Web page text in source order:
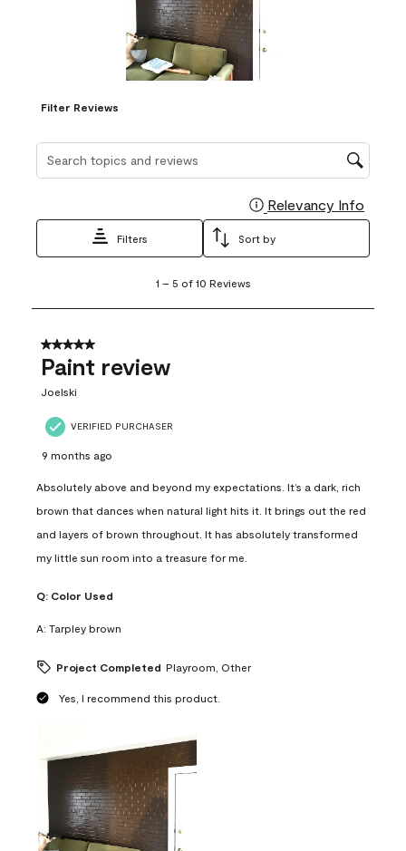
Filter Reviews
Relevancy Info
Filters Sort by
5
10
Reviews
1 – 5 of 10 Reviews
5 out of 5 stars.
Paint review
Joelski
VERIFIED PURCHASER
9 months ago
Absolutely above and beyond my expectations. It’s a dark, rich
brown that dances when natural light hits it. It brings out the red
and layers of brown throughout. It has absolutely transformed
my little sun room into a treasure for me.
Q: Color Used
A: Tarpley brown
Project Completed Playroom, Other
Yes, I recommend this product.